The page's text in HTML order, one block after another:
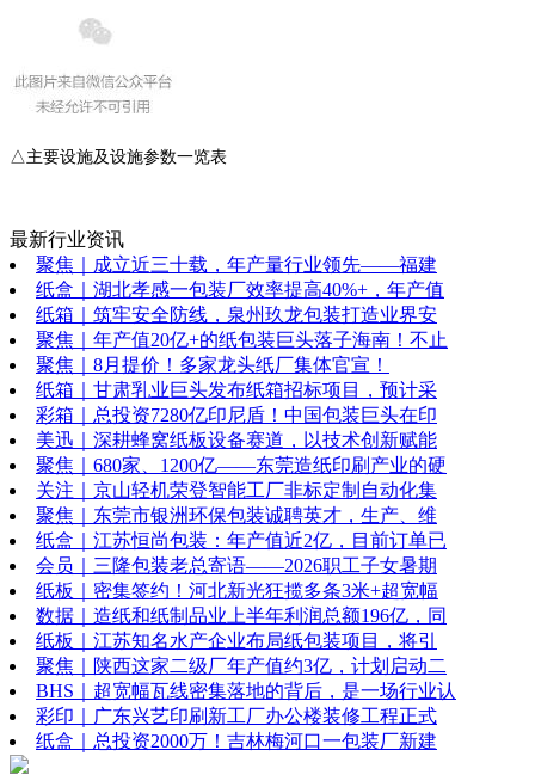
△主要设施及设施参数一览表
最新行业资讯
聚焦｜成立近三十载，年产量行业领先——福建
纸盒｜湖北孝感一包装厂效率提高40%+，年产值
纸箱｜筑牢安全防线，泉州玖龙包装打造业界安
聚焦｜年产值20亿+的纸包装巨头落子海南！不止
聚焦｜8月提价！多家龙头纸厂集体官宣！
纸箱｜甘肃乳业巨头发布纸箱招标项目，预计采
彩箱｜总投资7280亿印尼盾！中国包装巨头在印
美迅｜深耕蜂窝纸板设备赛道，以技术创新赋能
聚焦｜680家、1200亿——东莞造纸印刷产业的硬
关注｜京山轻机荣登智能工厂非标定制自动化集
聚焦｜东莞市银洲环保包装诚聘英才，生产、维
纸盒｜江苏恒尚包装：年产值近2亿，目前订单已
会员｜三隆包装老总寄语——2026职工子女暑期
纸板｜密集签约！河北新光狂揽多条3米+超宽幅
数据｜造纸和纸制品业上半年利润总额196亿，同
纸板｜江苏知名水产企业布局纸包装项目，将引
聚焦｜陕西这家二级厂年产值约3亿，计划启动二
BHS｜超宽幅瓦线密集落地的背后，是一场行业认
彩印｜广东兴艺印刷新工厂办公楼装修工程正式
纸盒｜总投资2000万！吉林梅河口一包装厂新建